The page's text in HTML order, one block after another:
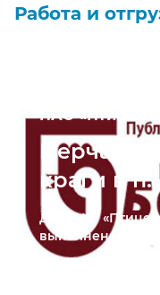
Работа и
ПАО
Перчатки
краги в
Для ПАО
выполнена